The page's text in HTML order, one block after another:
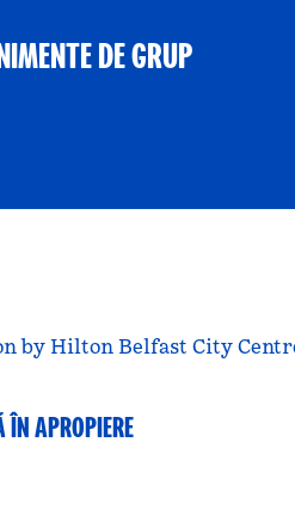
DE GRUP
by Hilton Belfast City
ÎN APROPIERE